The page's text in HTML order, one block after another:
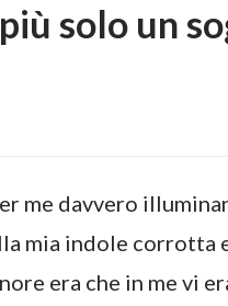
solo un
me davvero
mia indole corrotta
era che in me vi